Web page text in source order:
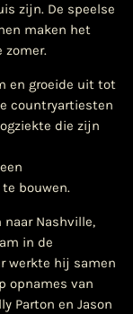
zijn. De speelse
maken het
zomer.
en groeide uit tot
countryartiesten
die zijn
bouwen.
Nashville,
in de
werkte hij samen
opnames van
Parton en Jason